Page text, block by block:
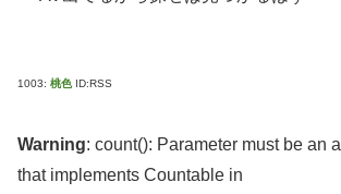
1003: 桃色 ID:RSS
Warning: count(): Parameter must be an
that implements Countable in